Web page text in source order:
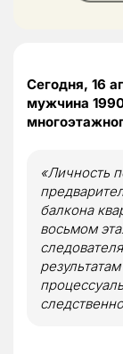
Сегодня, 16
мужчина
«Личность
балкона
восьмом